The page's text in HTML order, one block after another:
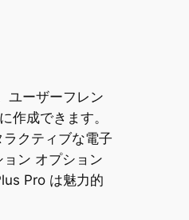
ユーザーフレン
作成できます。
クティブな電子
ン オプション
Pro は魅力的